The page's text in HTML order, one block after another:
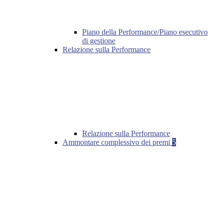
Piano della Performance/Piano esecutivo
di gestione
Relazione sulla Performance
Relazione sulla Performance
Ammontare complessivo dei premi 5